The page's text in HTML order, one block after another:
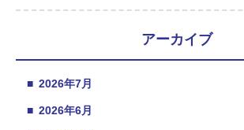
アーカイブ
■ 2026年7月
■ 2026年6月